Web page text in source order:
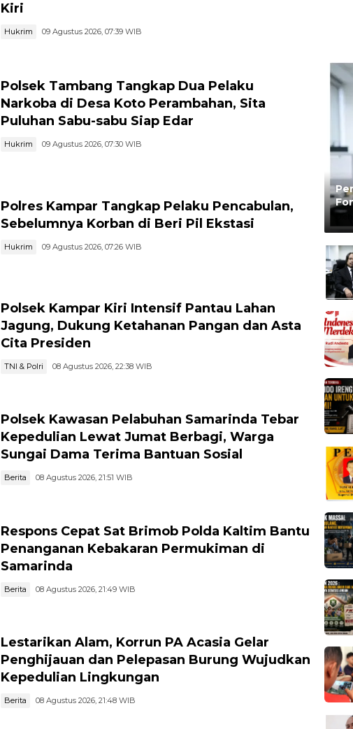
Kiri
Hukrim 09 Agustus 2026, 07:39 WIB
Polsek Tambang Tangkap Dua Pelaku
Narkoba di Desa Koto Perambahan, Sita
Puluhan Sabu-sabu Siap Edar
Hukrim 09 Agustus 2026, 07:30 WIB
Polres Kampar Tangkap Pelaku Pencabulan,
Sebelumnya Korban di Beri Pil Ekstasi
Hukrim 09 Agustus 2026, 07:26 WIB
Polsek Kampar Kiri Intensif Pantau Lahan
Jagung, Dukung Ketahanan Pangan dan Asta
Cita Presiden
TNI & Polri 08 Agustus 2026, 22:38 WIB
Polsek Kawasan Pelabuhan Samarinda Tebar
Kepedulian Lewat Jumat Berbagi, Warga
Sungai Dama Terima Bantuan Sosial
Berita 08 Agustus 2026, 21:51 WIB
Respons Cepat Sat Brimob Polda Kaltim Bantu
Penanganan Kebakaran Permukiman di
Samarinda
Berita 08 Agustus 2026, 21:49 WIB
Lestarikan Alam, Korrun PA Acasia Gelar
Penghijauan dan Pelepasan Burung Wujudkan
Kepedulian Lingkungan
Berita 08 Agustus 2026, 21:48 WIB